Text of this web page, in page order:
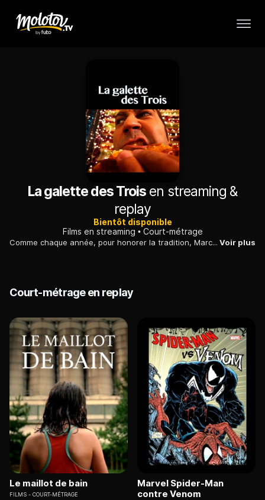
La galette des Trois en streaming &
replay
Bientôt disponible
Films en streaming
Court-métrage
Comme chaque année, pour honorer la tradition, Marc, Norman et Hugo se partagent la galette des rois. Voir plus
Court-métrage en replay
Le maillot de bain
FILMS COURT-MÉTRAGE
Marvel Spider-Man
contre Venom